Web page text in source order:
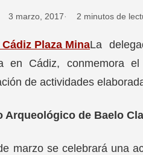
3 marzo, 2017 2 minutos de
La
en Cádiz, conmemora
de actividades
Arqueológico de Baelo
marzo se celebrará una